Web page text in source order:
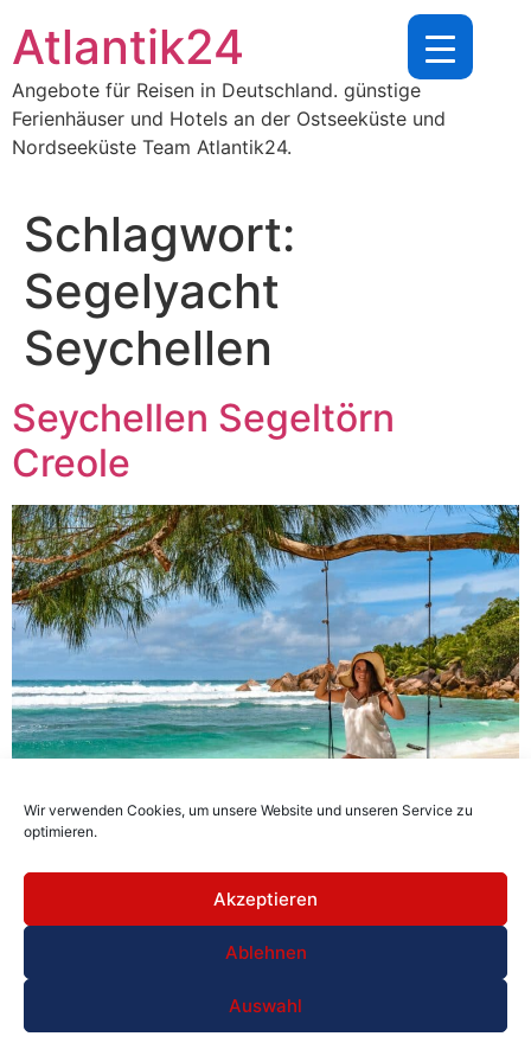
Wir verwenden Cookies, um unsere Website und unseren Service zu
optimieren.
Akzeptieren
Ablehnen
Auswahl
Inhalt
springen
Atlantik24
Angebote für Reisen in Deutschland. günstige
Ferienhäuser und Hotels an der Ostseeküste und
Nordseeküste Team Atlantik24.
Schlagwort:
Segelyacht
Seychellen
Seychellen Segeltörn
Creole
Fast zu schön, um wahr zu sein – der Seychellen
Segeltörn im Indischen Ozean steht weltweit für